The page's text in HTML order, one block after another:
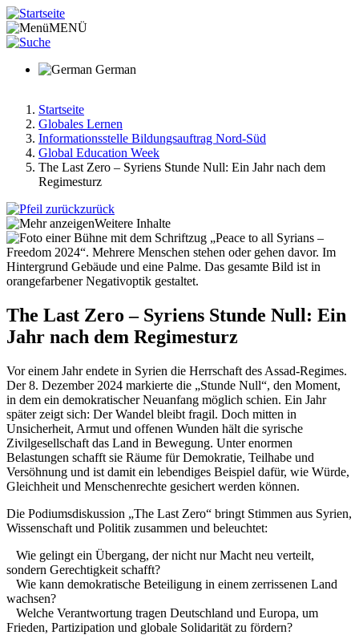
Direkt
zum
Inhalt
MENÜ
German
Pfadnavigation
Startseite
Globales Lernen
Informationsstelle Bildungsauftrag Nord-Süd
Global Education Week
The Last Zero – Syriens Stunde Null: Ein Jahr nach dem
Regimesturz
zurück
Weitere Inhalte
The Last Zero – Syriens Stunde Null: Ein
Jahr nach dem Regimesturz
Vor einem Jahr endete in Syrien die Herrschaft des Assad-Regimes.
Der 8. Dezember 2024 markierte die „Stunde Null“, den Moment,
in dem ein demokratischer Neuanfang möglich schien. Ein Jahr
später zeigt sich: Der Wandel bleibt fragil. Doch mitten in
Unsicherheit, Armut und offenen Wunden hält die syrische
Zivilgesellschaft das Land in Bewegung. Unter enormen
Belastungen schafft sie Räume für Demokratie, Teilhabe und
Versöhnung und ist damit ein lebendiges Beispiel dafür, wie Würde,
Gleichheit und Menschenrechte gesichert werden können.
Die Podiumsdiskussion „The Last Zero“ bringt Stimmen aus Syrien,
Wissenschaft und Politik zusammen und beleuchtet:
Wie gelingt ein Übergang, der nicht nur Macht neu verteilt,
sondern Gerechtigkeit schafft?
Wie kann demokratische Beteiligung in einem zerrissenen Land
wachsen?
Welche Verantwortung tragen Deutschland und Europa, um
Frieden, Partizipation und globale Solidarität zu fördern?